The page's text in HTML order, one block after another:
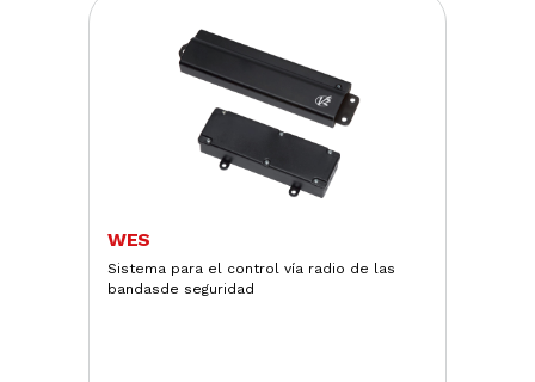
WES
Sistema para el control vía radio de las
bandasde seguridad